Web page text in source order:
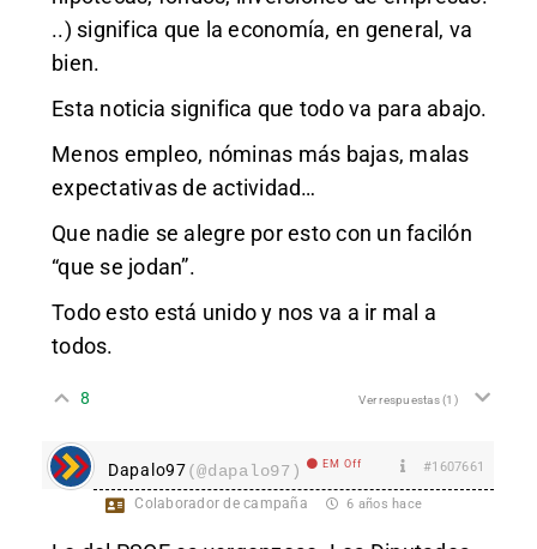
..) significa que la economía, en general, va
bien.
Esta noticia significa que todo va para abajo.
Menos empleo, nóminas más bajas, malas
expectativas de actividad…
Que nadie se alegre por esto con un facilón
“que se jodan”.
Todo esto está unido y nos va a ir mal a
todos.
8 Ver respuestas(1)
Dapalo97(@dapalo97) EM Off #1607661
Colaborador de campaña 6 años hace